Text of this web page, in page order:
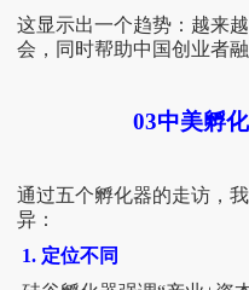
这显示出一个趋势：越来
会，同时帮助中国创业者
03中美孵
通过五个孵化器的走访，
异：
1. 定位不同